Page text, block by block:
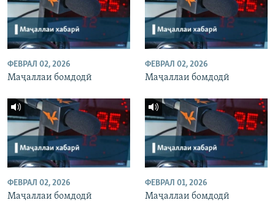
ФЕВРАЛ 02, 2026
Маҷаллаи бомдодӣ
ФЕВРАЛ 02, 2026
Маҷаллаи бомдодӣ
ФЕВРАЛ 02, 2026
Маҷаллаи бомдодӣ
ФЕВРАЛ 01, 2026
Маҷаллаи бомдодӣ